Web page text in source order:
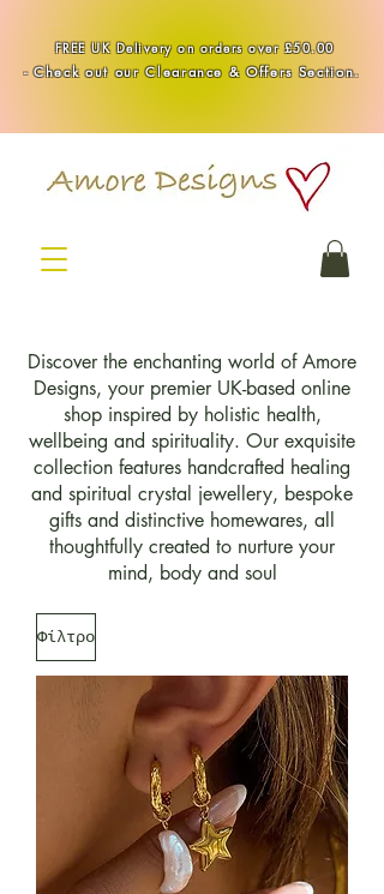
FREE UK Delivery on orders over £50.00
- Check out our Clearance & Offers Section.
Discover the enchanting world of Amore
Designs, your premier UK-based online
shop inspired by holistic health,
wellbeing and spirituality. Our exquisite
collection features handcrafted healing
and spiritual crystal jewellery, bespoke
gifts and distinctive homewares, all
thoughtfully created to nurture your
mind, body and soul
Φίλτρο